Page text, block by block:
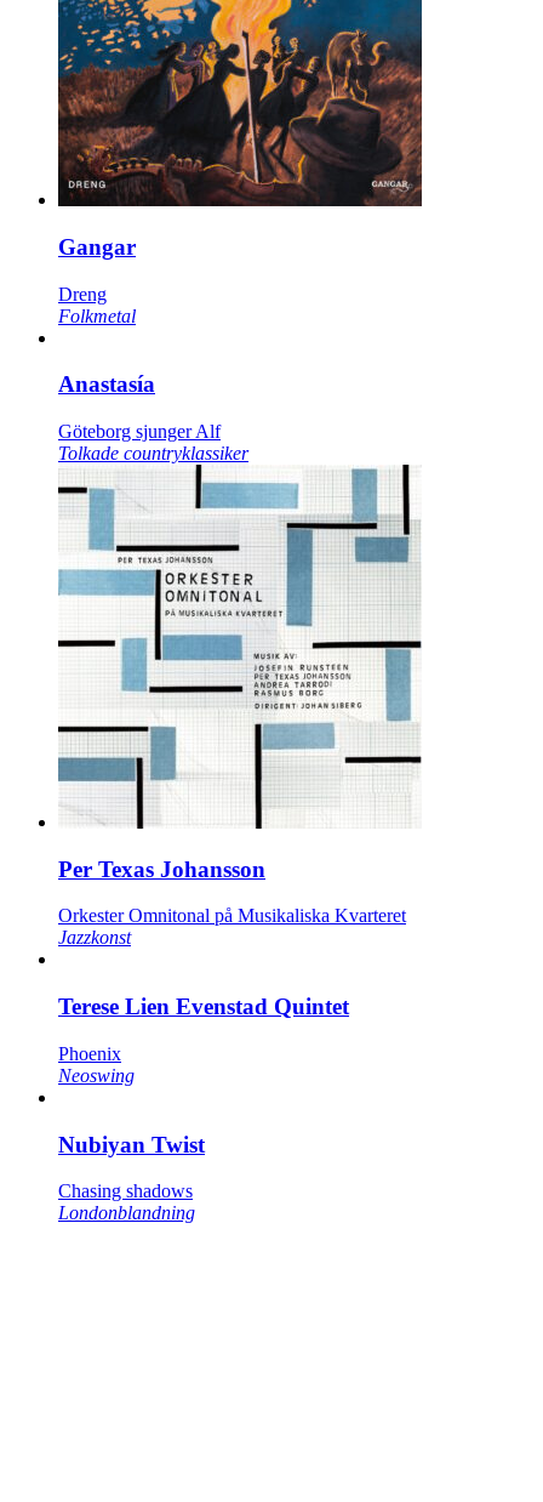
Gangar
Dreng
Folkmetal
Anastasía
Göteborg sjunger Alf
Tolkade countryklassiker
Per Texas Johansson
Orkester Omnitonal på Musikaliska Kvarteret
Jazzkonst
Terese Lien Evenstad Quintet
Phoenix
Neoswing
Nubiyan Twist
Chasing shadows
Londonblandning